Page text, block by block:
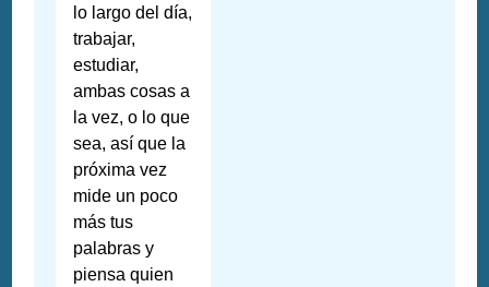
lo largo del día,
trabajar,
estudiar,
ambas cosas a
la vez, o lo que
sea, así que la
próxima vez
mide un poco
más tus
palabras y
piensa quien